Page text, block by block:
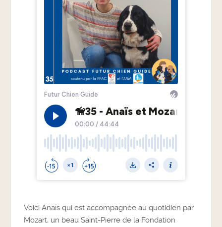
Voici Anaïs qui est accompagnée au quotidien par
Mozart, un beau Saint-Pierre de la Fondation